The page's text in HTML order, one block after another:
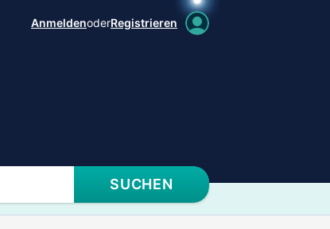
AnmeldenoderRegistrieren
SUCHEN